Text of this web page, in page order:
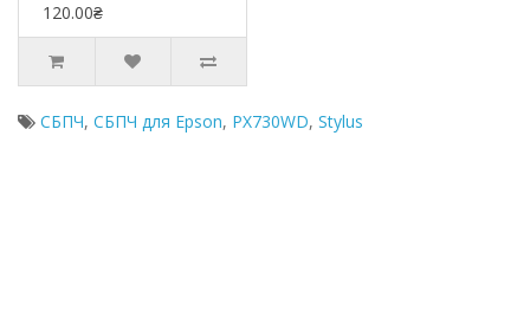
120.00₴
СБПЧ, СБПЧ для Epson, PX730WD, Stylus